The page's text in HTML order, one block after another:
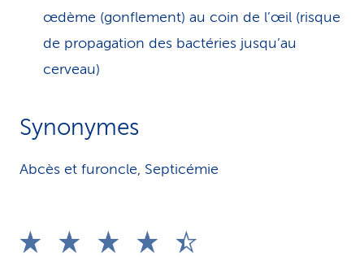
œdème (gonflement) au coin de l’œil (risque
de propagation des bactéries jusqu’au
cerveau)
Synonymes
Abcès et furoncle, Septicémie